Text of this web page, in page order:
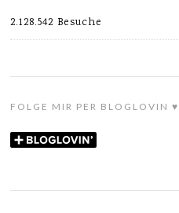
2.128.542 Besuche
FOLGE MIR PER BLOGLOVIN ♥